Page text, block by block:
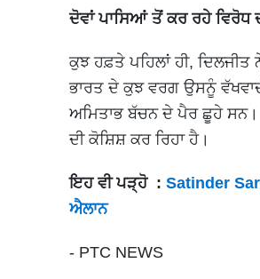
ਦੋਵਾਂ ਪਾਸਿਆਂ ਤੋਂ ਕਰ ਰਹੇ ਵਿਰੋਧ
ਕੁਝ ਹਫ਼ਤੇ ਪਹਿਲਾਂ ਹੀ, ਦਿਲਜੀਤ
ਭਾਰਤ ਦੇ ਕੁਝ ਵਰਗ ਉਸਨੂੰ
ਅਮਿਤਾਭ ਬੱਚਨ ਦੇ ਪੈਰ ਛੂਹੇ ਸਨ।
ਦੀ ਕੋਸ਼ਿਸ਼ ਕਰ ਰਿਹਾ ਹੈ।
ਇਹ ਵੀ ਪੜ੍ਹੋ : Satinder
ਐਲਾਨ
- PTC NEWS